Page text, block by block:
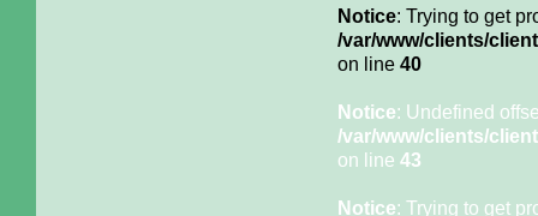
Notice: Trying to get
/var/www/clients/
on line 40
Notice: Undefined
/var/www/clients/
on line 43
Notice: Trying to get